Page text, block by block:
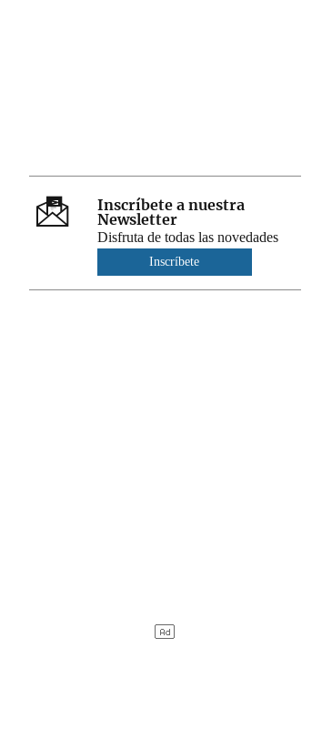
Inscríbete a nuestra
Newsletter
Disfruta de todas las novedades
Inscríbete